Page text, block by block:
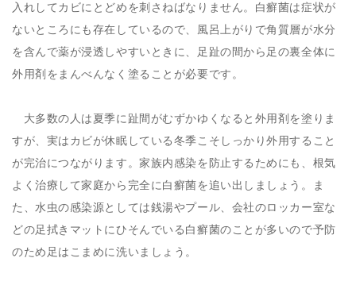
入れしてカビにとどめを刺さねばなりません。白癬菌は症状が
ないところにも存在しているので、風呂上がりで角質層が水分
を含んで薬が浸透しやすいときに、足趾の間から足の裏全体に
外用剤をまんべんなく塗ることが必要です。
大多数の人は夏季に趾間がむずかゆくなると外用剤を塗りま
すが、実はカビが休眠している冬季こそしっかり外用すること
が完治につながります。家族内感染を防止するためにも、根気
よく治療して家庭から完全に白癬菌を追い出しましょう。ま
た、水虫の感染源としては銭湯やプール、会社のロッカー室な
どの足拭きマットにひそんでいる白癬菌のことが多いので予防
のため足はこまめに洗いましょう。